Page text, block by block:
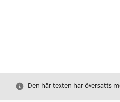
Stäng
Den här texten har översatts